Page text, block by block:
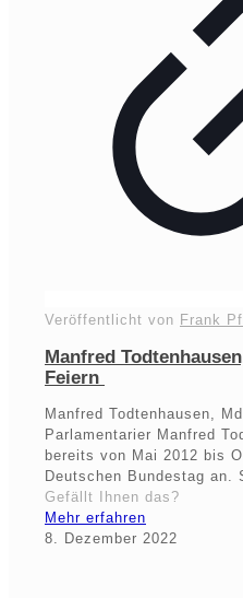
Veröffentlicht von Frank
Manfred
Feiern
Manfred Todtenhausen,
Parlamentarier Manfred
bereits von Mai 2012 bis
Deutschen Bundestag an.
Gefällt Ihnen das?
Mehr erfahren
8. Dezember 2022